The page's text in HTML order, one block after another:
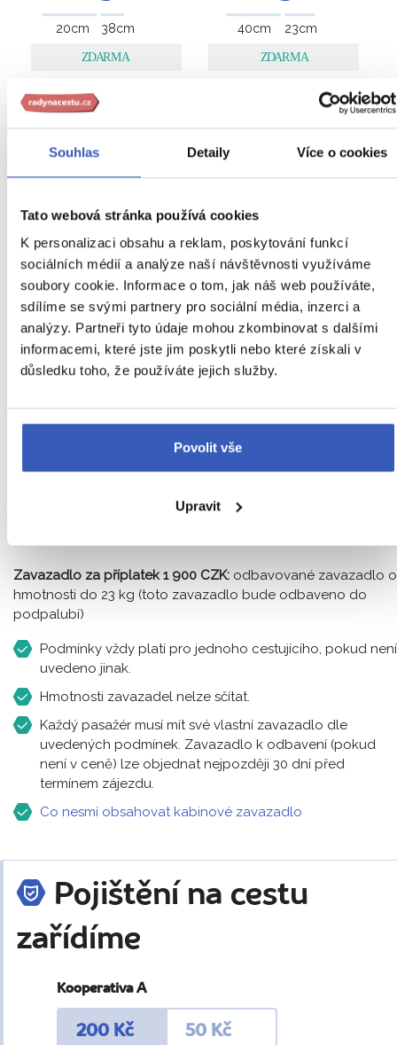
Souhlas Detaily Více o cookies
Tato webová stránka používá cookies
K personalizaci obsahu a reklam, poskytování funkcí
sociálních médií a analýze naší návštěvnosti využíváme
soubory cookie. Informace o tom, jak náš web používáte,
sdílíme se svými partnery pro sociální média, inzerci a
analýzy. Partneři tyto údaje mohou zkombinovat s dalšími
informacemi, které jste jim poskytli nebo které získali v
důsledku toho, že používáte jejich služby.
Povolit vše
Upravit
20cm 38cm 40cm 23cm
23
Zavazadlo v ceně zájezdu: dvě kabinová zavazadla
obou zavazadel nesmí přesáhnout 10 kg)
včetně držadla, postranní kapsy a koleček
Zavazadlo za příplatek 1 900 CZK: odbavované zavazadlo o
hmotnosti do 23 kg (toto zavazadlo bude odbaveno do
podpalubí)
Podmínky vždy platí pro jednoho cestujícího, pokud není
uvedeno jinak.
Hmotnosti zavazadel nelze sčítat.
Každý pasažér musí mít své vlastní zavazadlo dle
uvedených podmínek. Zavazadlo k odbavení (pokud
není v ceně) lze objednat nejpozději 30 dní před
termínem zájezdu.
Co nesmí obsahovat kabinové zavazadlo
Pojištění na cestu
zařídíme
Kooperativa A
200 Kč 50 Kč